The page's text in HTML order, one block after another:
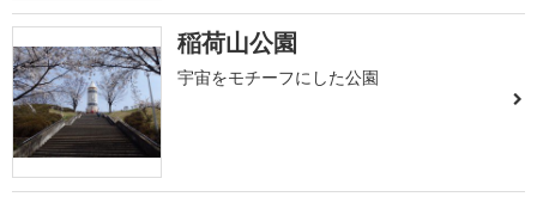
稲荷山公園
宇宙をモチーフにした公園